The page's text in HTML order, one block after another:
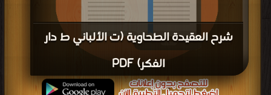
شرح العقيدة الطحاوية (ت الألباني ط دار
الفكر) PDF
قراءة و تحميل كتاب شرح العقيدة الطحاوية (ت الألباني ط دار الفكر) PDF مجانا